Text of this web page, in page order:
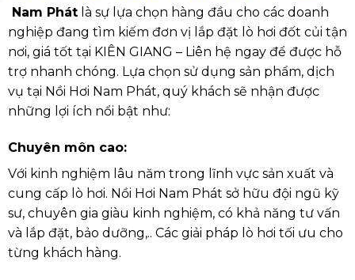
Nam Phátlà sự lựa chọn hàng đầu cho các doanh
nghiệp đang tìm kiếm đơn vị lắp đặt lò hơi đốt củi tận
nơi, giá tốt tại KIÊN GIANG – Liên hệ ngay để được hỗ
trợ nhanh chóng. Lựa chọn sử dụng sản phẩm, dịch
vụ tại Nồi Hơi Nam Phát, quý khách sẽ nhận được
những lợi ích nổi bật như:
Chuyên môn cao:
Với kinh nghiệm lâu năm trong lĩnh vực sản xuất và
cung cấp lò hơi. Nồi Hơi Nam Phát sở hữu đội ngũ kỹ
sư, chuyên gia giàu kinh nghiệm, có khả năng tư vấn
và lắp đặt, bảo dưỡng,.. Các giải pháp lò hơi tối ưu cho
từng khách hàng.